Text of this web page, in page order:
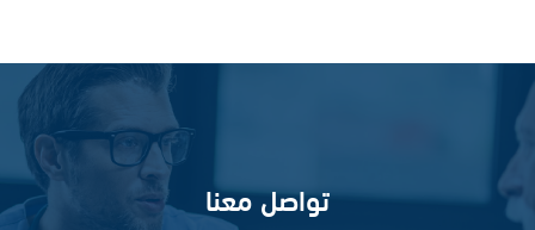
تواصل معنا